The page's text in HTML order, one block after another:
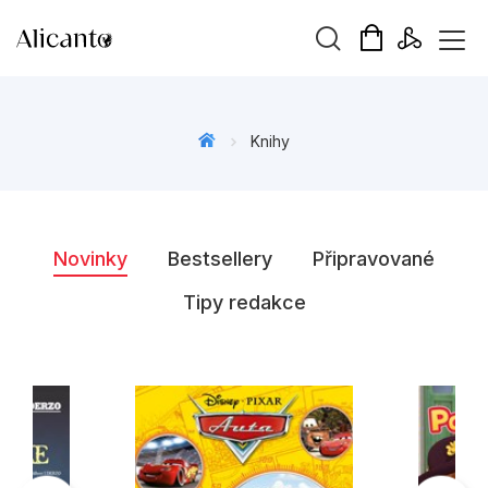
Připravujeme
Beletrie pro děti
Beletrie pro dospělé
Knihy
Novinky Bestsellery
Připravované
Tipy redakce